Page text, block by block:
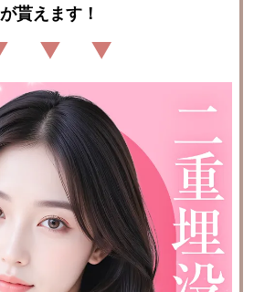
が貰えます！